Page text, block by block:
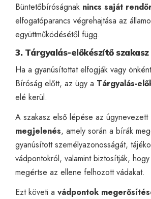
Büntetőbíróságnak nincs saját
elfogatóparancs végrehajtása az
együttműködésétől függ.
3. Tárgyalás-előkészítő szakasz
Ha a gyanúsítottat elfogják vagy
Bíróság előtt, az ügy a Tárgyalás-
elé kerül.
A szakasz első lépése az úgynevezett
megjelenés, amely során a bírák
gyanúsított személyazonosságát,
vádpontokról, valamint biztosítják,
megértse az ellene felhozott vádakat.
Ezt követi a vádpontok